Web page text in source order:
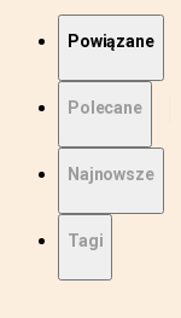
Powiązane
Polecane
Najnowsze
Tagi